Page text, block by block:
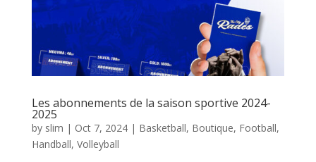
Les abonnements de la saison sportive 2024-
2025
by slim | Oct 7, 2024| Basketball, Boutique, Football,
Handball, Volleyball